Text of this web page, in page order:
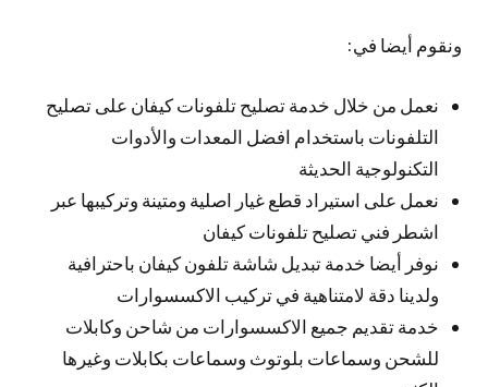
ونقوم أيضا في:
نعمل من خلال خدمة تصليح تلفونات كيفان على تصليح
التلفونات باستخدام افضل المعدات والأدوات
التكنولوجية الحديثة
نعمل على استيراد قطع غيار اصلية ومتينة وتركيبها عبر
اشطر فني تصليح تلفونات كيفان
نوفر أيضا خدمة تبديل شاشة تلفون كيفان باحترافية
ولدينا دقة لامتناهية في تركيب الاكسسوارات
خدمة تقديم جميع الاكسسوارات من شاحن وكابلات
للشحن وسماعات بلوتوث وسماعات بكابلات وغيرها